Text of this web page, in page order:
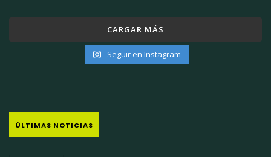
CARGAR MÁS
Seguir en Instagram
ÚLTIMAS NOTICIAS